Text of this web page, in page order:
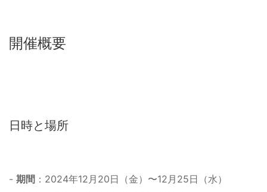
開催概要
日時と場所
- 期間 ：2024年12月20日（金）〜12月25日（水）